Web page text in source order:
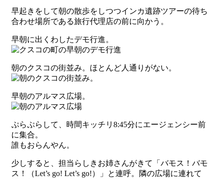
早起きをして朝の散歩をしつつインカ遺跡ツアーの待ち
合わせ場所である旅行代理店の前に向かう。
早朝に出くわしたデモ行進。
朝のクスコの街並み。ほとんど人通りがない。
早朝のアルマス広場。
ぷらぷらして、時間キッチリ8:45分にエージェンシー前
に集合。
誰もおらんやん。
少しすると、担当らしきお姉さんがきて「バモス！バモ
ス！（Let’s go! Let’s go!）」と連呼。隣の広場に連れて